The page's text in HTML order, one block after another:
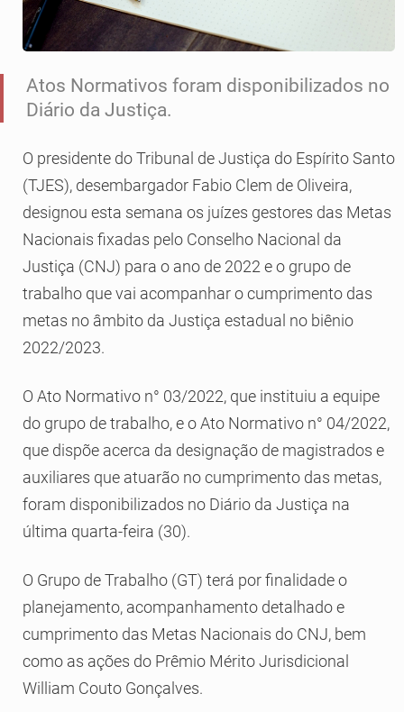
Atos Normativos foram disponibilizados no
Diário da Justiça.
O presidente do Tribunal de Justiça do Espírito Santo
(TJES), desembargador Fabio Clem de Oliveira,
designou esta semana os juízes gestores das Metas
Nacionais fixadas pelo Conselho Nacional da
Justiça (CNJ) para o ano de 2022 e o grupo de
trabalho que vai acompanhar o cumprimento das
metas no âmbito da Justiça estadual no biênio
2022/2023.
O Ato Normativo n° 03/2022, que instituiu a equipe
do grupo de trabalho, e o Ato Normativo n° 04/2022,
que dispõe acerca da designação de magistrados e
auxiliares que atuarão no cumprimento das metas,
foram disponibilizados no Diário da Justiça na
última quarta-feira (30).
O Grupo de Trabalho (GT) terá por finalidade o
planejamento, acompanhamento detalhado e
cumprimento das Metas Nacionais do CNJ, bem
como as ações do Prêmio Mérito Jurisdicional
William Couto Gonçalves.